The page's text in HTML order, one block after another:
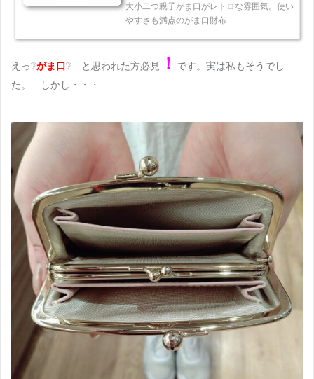
大小二つ親子がま口がレトロな雰囲気。使い
やすさも満点のがま口財布
えっ❔がま口❔ と思われた方必見 ！
です。実は私もそうでし
た。 しかし・・・